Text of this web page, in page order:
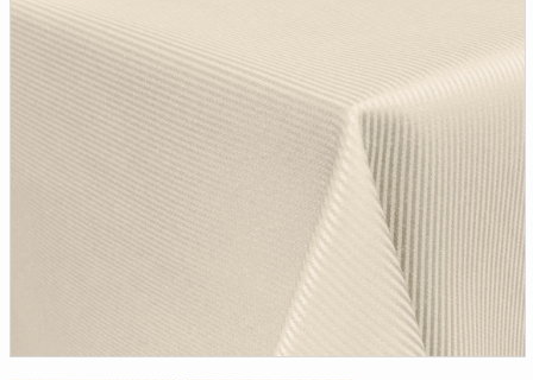
Условия работы
Оплата и доставка
Как оформить заказ
Как нас найти
Доверенность на
получение груза
Добавить